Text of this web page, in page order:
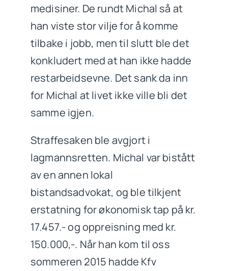
medisiner. De rundt Michal så at
han viste stor vilje for å komme
tilbake i jobb, men til slutt ble det
konkludert med at han ikke hadde
restarbeidsevne. Det sank da inn
for Michal at livet ikke ville bli det
samme igjen.
Straffesaken ble avgjort i
lagmannsretten. Michal var bistått
av en annen lokal
bistandsadvokat, og ble tilkjent
erstatning for økonomisk tap på kr.
17.457.- og oppreisning med kr.
150.000,-. Når han kom til oss
sommeren 2015 hadde Kfv